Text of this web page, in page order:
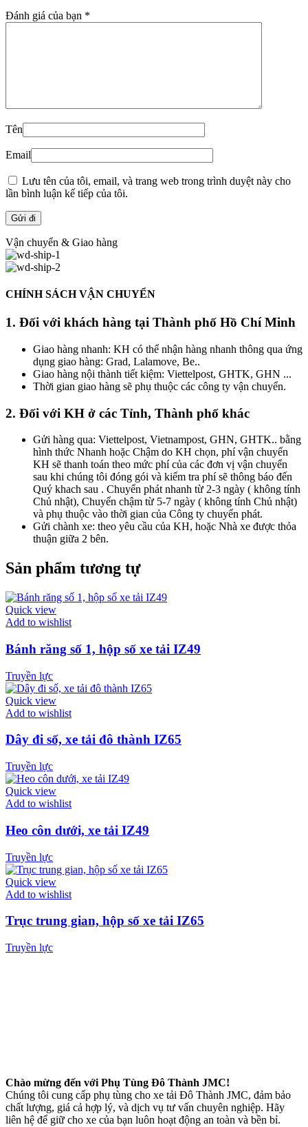
Đánh giá của bạn *
Tên
Email
Lưu tên của tôi, email, và trang web trong trình duyệt này cho
lần bình luận kế tiếp của tôi.
Vận chuyển & Giao hàng
CHÍNH SÁCH VẬN CHUYỂN
1. Đối với khách hàng tại Thành phố Hồ Chí Minh
Giao hàng nhanh: KH có thể nhận hàng nhanh thông qua ứng
dụng giao hàng: Grad, Lalamove, Be..
Giao hàng nội thành tiết kiệm: Viettelpost, GHTK, GHN ...
Thời gian giao hàng sẽ phụ thuộc các công ty vận chuyển.
2. Đối với KH ở các Tỉnh, Thành phố khác
Gửi hàng qua: Viettelpost, Vietnampost, GHN, GHTK.. bằng
hình thức Nhanh hoặc Chậm do KH chọn, phí vận chuyển
KH sẽ thanh toán theo mức phí của các đơn vị vận chuyển
sau khi chúng tôi đóng gói và kiểm tra phí sẽ thông báo đến
Quý khach sau . Chuyển phát nhanh từ 2-3 ngày ( không tính
Chủ nhật), Chuyển chậm từ 5-7 ngày ( không tính Chủ nhật)
và phụ thuộc vào thời gian của Công ty chuyển phát.
Gửi chành xe: theo yêu cầu của KH, hoặc Nhà xe được thỏa
thuận giữa 2 bên.
Sản phẩm tương tự
Quick view
Add to wishlist
Bánh răng số 1, hộp số xe tải IZ49
Truyền lực
Quick view
Add to wishlist
Dây đi số, xe tải đô thành IZ65
Truyền lực
Quick view
Add to wishlist
Heo côn dưới, xe tải IZ49
Truyền lực
Quick view
Add to wishlist
Trục trung gian, hộp số xe tải IZ65
Truyền lực
Chào mừng đến với Phụ Tùng Đô Thành JMC!
Chúng tôi cung cấp phụ tùng cho xe tải Đô Thành JMC, đảm bảo
chất lượng, giá cả hợp lý, và dịch vụ tư vấn chuyên nghiệp. Hãy
liên hệ để giữ cho xe của bạn luôn hoạt động an toàn và bền bỉ.